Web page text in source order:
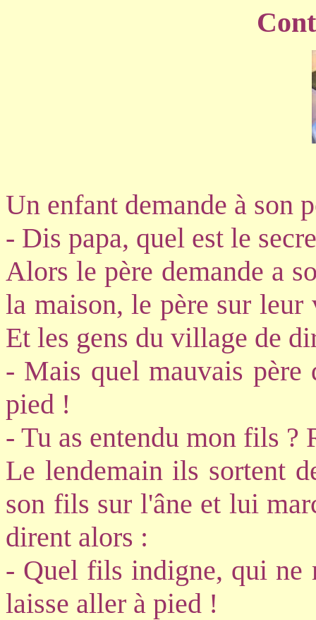
Un enfant demande à son
- Dis papa, quel est le
Alors le père demande a
la maison, le père sur
Et les gens du village de
- Mais quel mauvais
pied !
- Tu as entendu mon fils ?
Le lendemain ils sortent
son fils sur l'âne et lui
dirent alors :
- Quel fils indigne, qui ne
laisse aller à pied !